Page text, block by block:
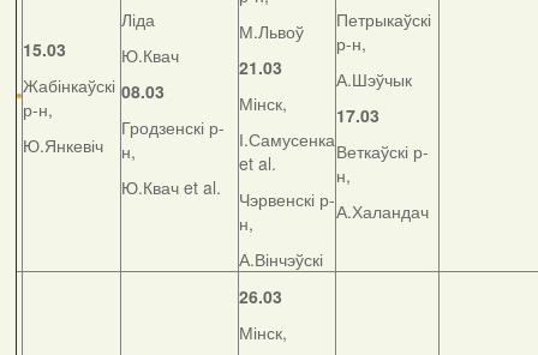
15.03
Жабінкаўскі
р-н,
Ю.Янкевіч
Ліда
Ю.Квач
08.03
Гродзенскі р-
н,
Ю.Квач et al.
М.Львоў
21.03
Мінск,
І.Самусенка
et al.
Чэрвенскі р-
н,
А.Вінчэўскі
Петрыкаўскі
р-н,
А.Шэўчык
17.03
Веткаўскі р-
н,
А.Халандач
26.03
Мінск,